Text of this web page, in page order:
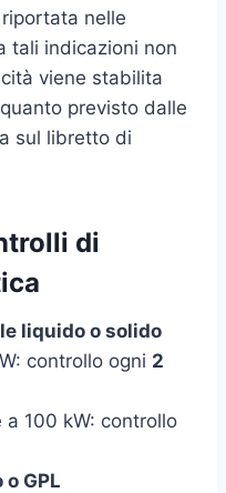
nelle
tali indicazioni non
viene stabilita
previsto dalle
sul libretto di
di
liquido o solido
controllo ogni 2
a 100 kW: controllo
GPL